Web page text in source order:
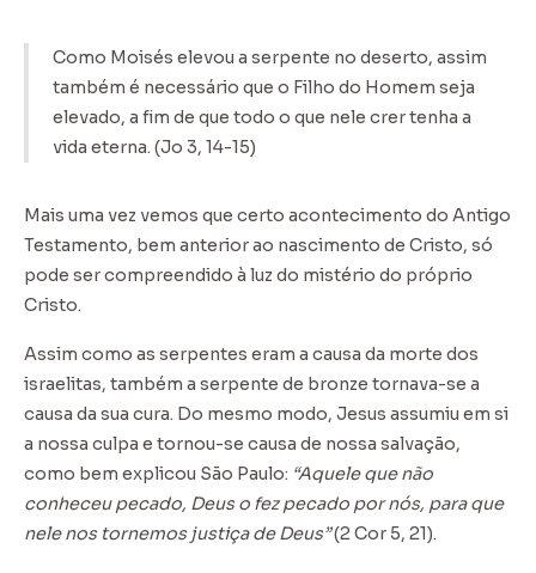
Como Moisés elevou a serpente no deserto, assim
também é necessário que o Filho do Homem seja
elevado, a fim de que todo o que nele crer tenha a
vida eterna. (Jo 3, 14-15)
Mais uma vez vemos que certo acontecimento do Antigo
Testamento, bem anterior ao nascimento de Cristo, só
pode ser compreendido à luz do mistério do próprio
Cristo.
Assim como as serpentes eram a causa da morte dos
israelitas, também a serpente de bronze tornava-se a
causa da sua cura. Do mesmo modo, Jesus assumiu em si
a nossa culpa e tornou-se causa de nossa salvação,
como bem explicou São Paulo: “Aquele que não
conheceu pecado, Deus o fez pecado por nós, para que
nele nos tornemos justiça de Deus”(2 Cor 5, 21).